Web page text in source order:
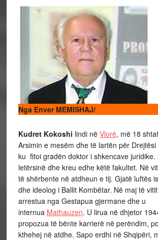
Nga Enver MEMISHAJ/
Kudret Kokoshi lindi në Vlorë, më 18
Arsimin e mesëm dhe të lartën për
ku fitoi gradën doktor i shkencave juridike.
letërsinë dhe kreu edhe këtë fakultet. Në
të shërbente në atdheun e tij. Gjatë luftës
dhe ideolog i Ballit Kombëtar. Në maj të
arrestua nga Gestapua gjermane dhe u
internua Mathauzen. U lirua në dhjetor
propozua të bënte karrierë në perëndim,
kthehej në atdhe. Sapo erdhi në Shqipëri,